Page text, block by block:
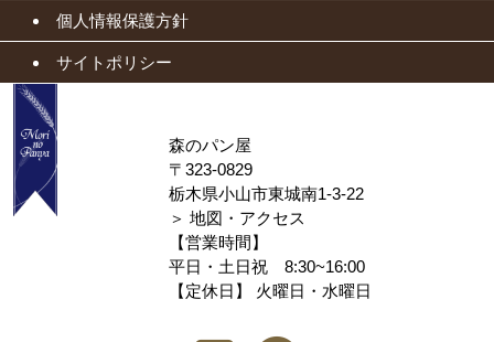
個人情報保護方針
サイトポリシー
森のパン屋
〒323-0829
栃木県小山市東城南1-3-22
＞ 地図・アクセス
【営業時間】
平日・土日祝 8:30~16:00
【定休日】 火曜日・水曜日